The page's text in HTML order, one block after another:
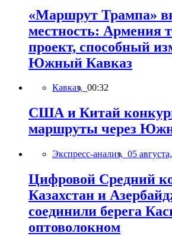
«Маршрут Трампа»
местность: Армения
проект, способный
Южный Кавказ
Кавказ, 00:32
США и Китай
маршруты через
Экспресс-анализ, 05
Цифровой Средний
Казахстан и
соединили берега
оптоволокном